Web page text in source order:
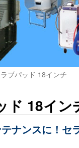
ブパッド 18インチ
ド 18イン
ナンスに！セ